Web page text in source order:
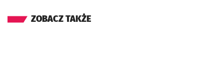
ZOBACZ TAKŻE